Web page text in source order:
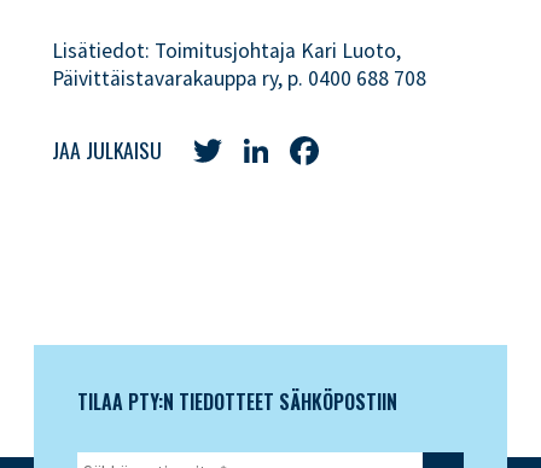
Lisätiedot: Toimitusjohtaja Kari Luoto,
Päivittäistavarakauppa ry, p. 0400 688 708
JAA JULKAISU TwitterLinkedIn
TILAA PTY:N TIEDOTTEET SÄHKÖPOSTIIN